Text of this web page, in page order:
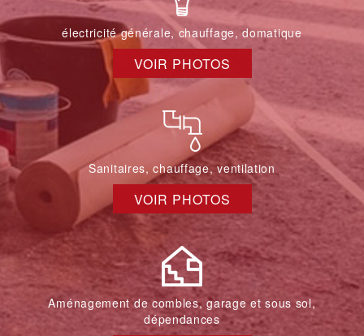
électricité générale, chauffage, domatique
VOIR PHOTOS
Sanitaires, chauffage, ventilation
VOIR PHOTOS
Aménagement de combles, garage et sous sol,
dépendances